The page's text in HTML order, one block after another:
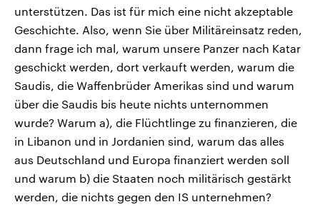
unterstützen. Das ist für mich eine nicht akzeptable
Geschichte. Also, wenn Sie über Militäreinsatz reden,
dann frage ich mal, warum unsere Panzer nach Katar
geschickt werden, dort verkauft werden, warum die
Saudis, die Waffenbrüder Amerikas sind und warum
über die Saudis bis heute nichts unternommen
wurde? Warum a), die Flüchtlinge zu finanzieren, die
in Libanon und in Jordanien sind, warum das alles
aus Deutschland und Europa finanziert werden soll
und warum b) die Staaten noch militärisch gestärkt
werden, die nichts gegen den IS unternehmen?